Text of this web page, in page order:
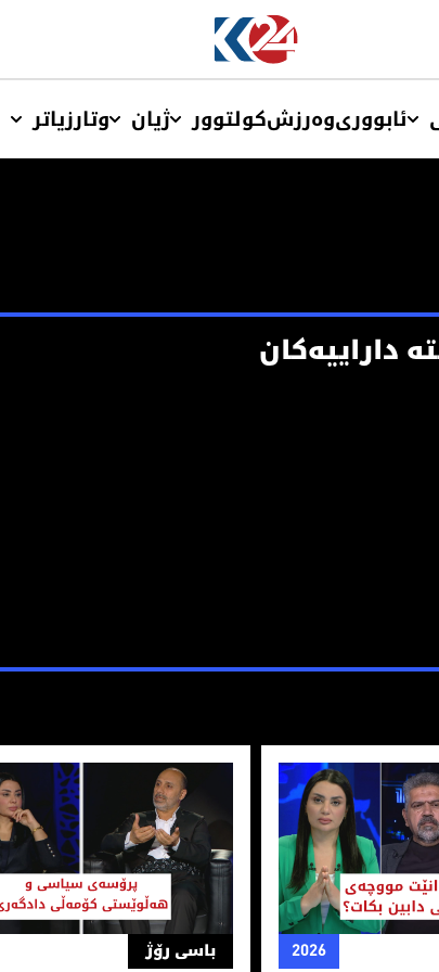
ئابووریوەرزشکولتوور ژیان وتارزیاتر
داراییه‌كان
فەرمانبەرانی دابین بکات؟
2026 پرۆسه‌ی سیاسی و هه‌ڵوێستی
باسی رۆژ